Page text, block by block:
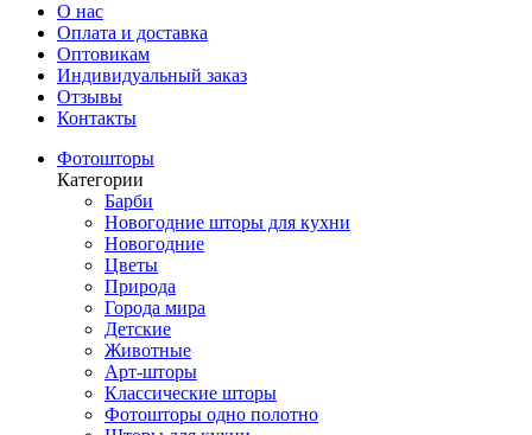
О нас
Оплата и доставка
Оптовикам
Индивидуальный заказ
Отзывы
Контакты
Фотошторы
Категории
Барби
Новогодние шторы для кухни
Новогодние
Цветы
Природа
Города мира
Детские
Животные
Арт-шторы
Классические шторы
Фотошторы одно полотно